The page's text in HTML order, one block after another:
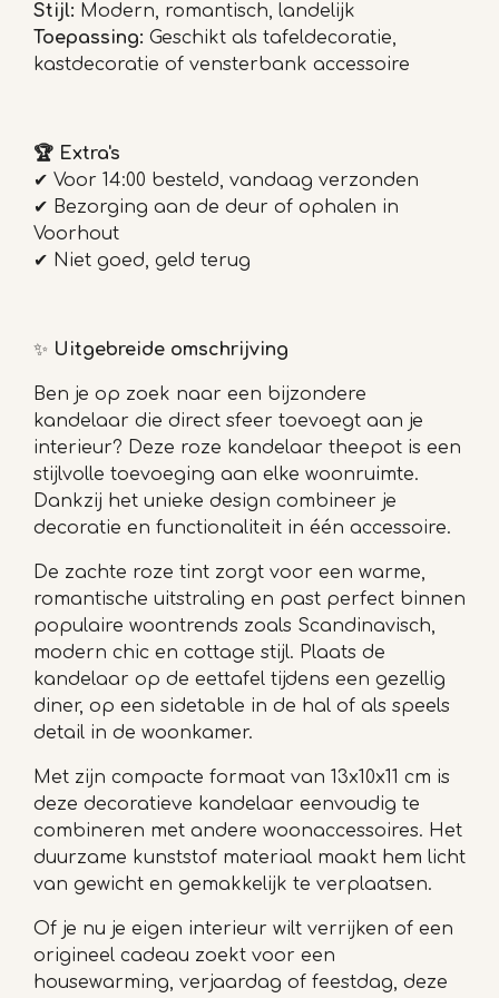
Stijl: Modern, romantisch, landelijk
Toepassing: Geschikt als tafeldecoratie,
kastdecoratie of vensterbank accessoire
🏆 Extra's
✔ Voor 14:00 besteld, vandaag verzonden
✔ Bezorging aan de deur of ophalen in
Voorhout
✔ Niet goed, geld terug
✨ Uitgebreide omschrijving
Ben je op zoek naar een bijzondere
kandelaar die direct sfeer toevoegt aan je
interieur? Deze roze kandelaar theepot is een
stijlvolle toevoeging aan elke woonruimte.
Dankzij het unieke design combineer je
decoratie en functionaliteit in één accessoire.
De zachte roze tint zorgt voor een warme,
romantische uitstraling en past perfect binnen
populaire woontrends zoals Scandinavisch,
modern chic en cottage stijl. Plaats de
kandelaar op de eettafel tijdens een gezellig
diner, op een sidetable in de hal of als speels
detail in de woonkamer.
Met zijn compacte formaat van 13x10x11 cm is
deze decoratieve kandelaar eenvoudig te
combineren met andere woonaccessoires. Het
duurzame kunststof materiaal maakt hem licht
van gewicht en gemakkelijk te verplaatsen.
Of je nu je eigen interieur wilt verrijken of een
origineel cadeau zoekt voor een
housewarming, verjaardag of feestdag, deze